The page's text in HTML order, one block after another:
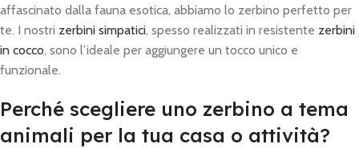
affascinato dalla fauna esotica, abbiamo lo zerbino perfetto per
te. I nostri zerbini simpatici, spesso realizzati in resistente zerbini
in cocco, sono l’ideale per aggiungere un tocco unico e
funzionale.
Perché scegliere uno zerbino a tema
animali per la tua casa o attività?